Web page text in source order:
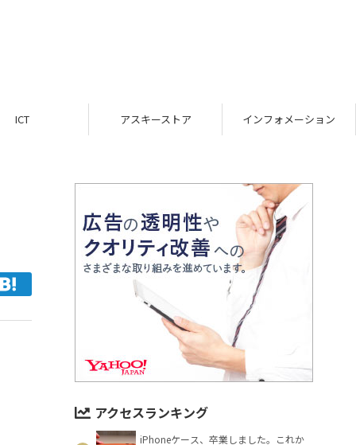
ICT アスキーストア インフォメーション
アクセスランキング
iPhoneケース、卒業しました。これか